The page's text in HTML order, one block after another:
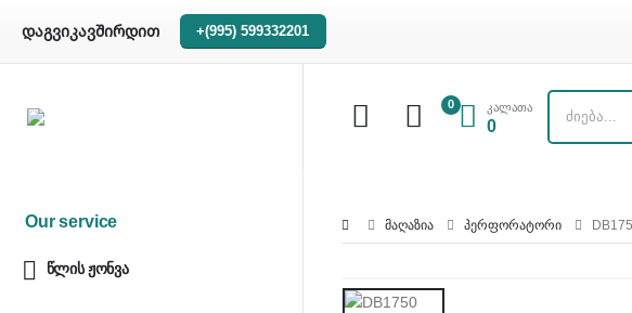
დაგვიკავშირდით +(995) 599332201
0 კალათა
0
ᲛᲐᲦᲐᲖᲘᲐ ᲞᲔᲠᲤᲝᲠᲐᲢᲝᲠᲘ
Our service
წლის ჟონვა